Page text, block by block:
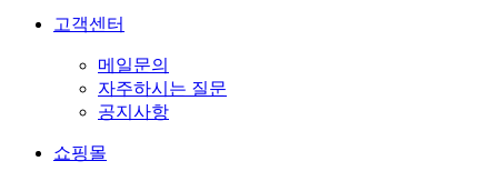
고객센터
메일문의
자주하시는 질문
공지사항
쇼핑몰